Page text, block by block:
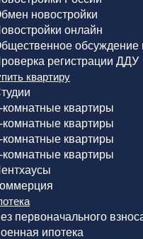
новостройки
онлайн
обсуждение
регистрации ДДУ
квартиру
комнатные квартиры
комнатные квартиры
комнатные квартиры
комнатные квартиры
первоначального
ипотека